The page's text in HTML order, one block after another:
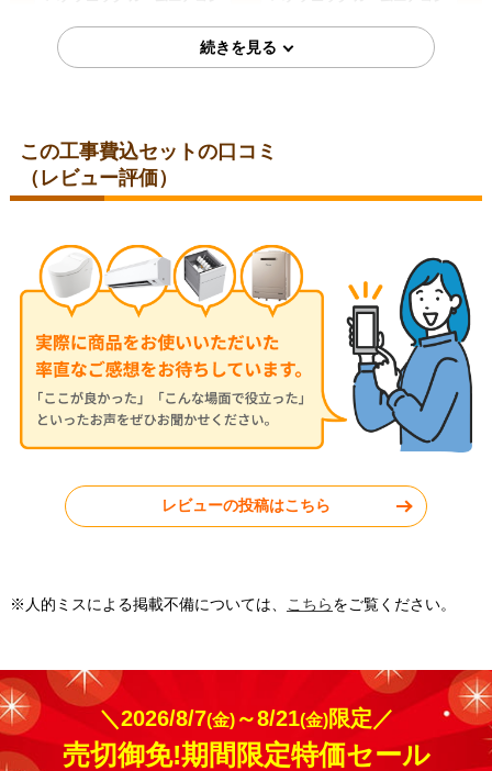
東京都港区
パナソニック ルームエアコン
CS-225DFL-W
東京都武蔵野市
パナソニック ルームエアコン
CS-284DFL-W
東京都練馬区
工事実績をもっと見る
この工事費込セットの口コミ
（レビュー評価）
レビューの投稿はこちら
※人的ミスによる掲載不備については、 こちらをご覧ください。
＼2026/8/7(金)～8/21(金)限定／
売切御免!期間限定特価セール